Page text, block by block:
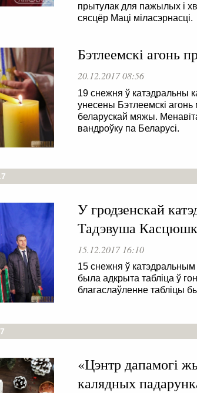
прытулак для пажылых і
сясцёр Маці міласэрнасці.
Бэтлеемскі агонь
20.12.2017 08:56
19 снежня ў катэдральны
унесены Бэтлеемскі агонь
беларускай мяжы.
вандроўку па Беларусі.
У гродзенскай
Тадэвуша
15.12.2017 16:10
15 снежня ў
была адкрыта табліца ў
благаслаўленне табліцы
«Цэнтр дапамогі
калядных